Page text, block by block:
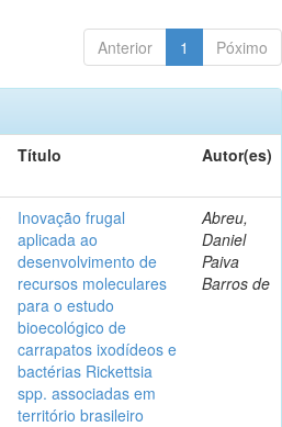
Anterior 1 Póximo
Título Autor(es)
Inovação frugal
aplicada ao
desenvolvimento de
recursos moleculares
para o estudo
bioecológico de
carrapatos ixodídeos e
bactérias Rickettsia
spp. associadas em
território brasileiro
Abreu,
Daniel
Paiva
Barros de